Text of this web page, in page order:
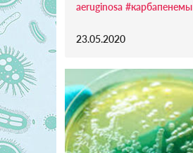
aeruginosa #карбапенемы
23.05.2020